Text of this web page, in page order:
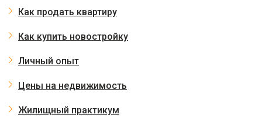
Как продать квартиру
Как купить новостройку
Личный опыт
Цены на недвижимость
Жилищный практикум